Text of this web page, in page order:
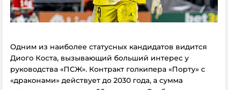
Одним из наиболее статусных кандидатов видится
Диого Коста, вызывающий больший интерес у
руководства «ПСЖ». Контракт голкипера «Порту» с
«драконами» действует до 2030 года, а сумма